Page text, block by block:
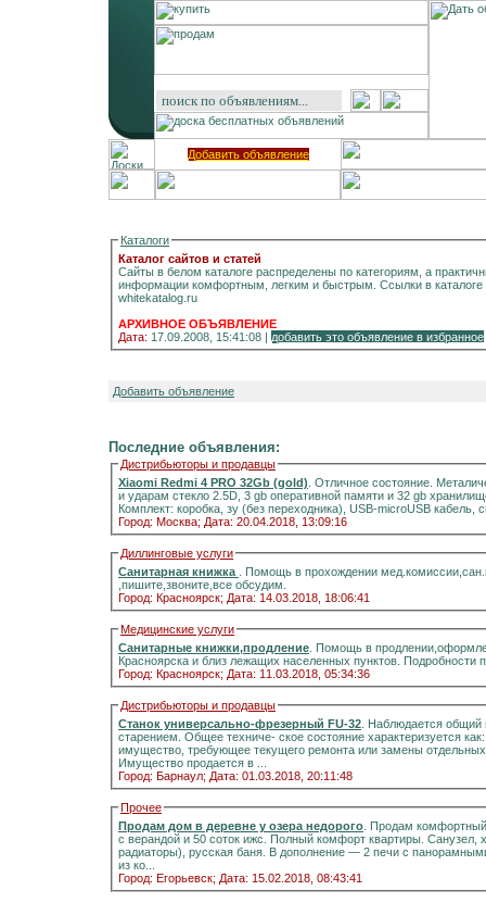
Добавить объявление
Каталоги
Каталог сайтов и статей
Сайты в белом каталоге распределены по категориям, а
информации комфортным, легким и быстрым. Ссылки в каталоге
whitekatalog.ru
АРХИВНОЕ ОБЪЯВЛЕНИЕ
Дата: 17.09.2008, 15:41:08 | добавить это объявление в избранное
Добавить объявление
Последние объявления:
Дистрибьюторы и продавцы
Xiaomi Redmi 4 PRO 32Gb (gold) . Отличное состояние.
и ударам стекло 2.5D, 3 gb оперативной памяти и 32 gb
Комплект: коробка, зу (без переходника), USB-microUSB
Город: Москва; Дата: 20.04.2018, 13:09:16
Диллинговые услуги
Санитарная книжка
. Помощь в прохождении
,пишите,звоните,все обсудим.
Город: Красноярск; Дата: 14.03.2018, 18:06:41
Медицинские услуги
Санитарные книжки,продление . Помощь в
Красноярска и близ лежащих населенных пунктов.
Город: Красноярск; Дата: 11.03.2018, 05:34:36
Дистрибьюторы и продавцы
Станок универсально-фрезерный FU-32 . Наблюдается
старением. Общее техниче- ское состояние характеризуется
имущество, требующее текущего ремонта или замены
Имущество продается в ...
Город: Барнаул; Дата: 01.03.2018, 20:11:48
Прочее
Продам дом в деревне у озера недорого . Продам комфортный
с верандой и 50 соток ижс. Полный комфорт квартиры. Санузел, холодная и горячая вода,
радиаторы), русская баня. В дополнение — 2 печи с панорамными стёклами.Информация на портале домиклайт.Вода
из ко...
Город: Егорьевск; Дата: 15.02.2018, 08:43:41